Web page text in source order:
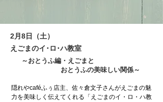
2月8日（土）
えごまのイ･ロ･ハ教室
～おとうふ編・えごまと
おとうふの美味しい関係～
隠れやcaféふぅ店主、佐々倉文子さんがえごまの魅
力を美味しく伝えてくれる「えごまのイ・ロ・ハ教